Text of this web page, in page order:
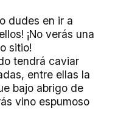
dudes en ir a
¡No verás una
sitio!
tendrá caviar
entre ellas la
bajo abrigo de
vino espumoso